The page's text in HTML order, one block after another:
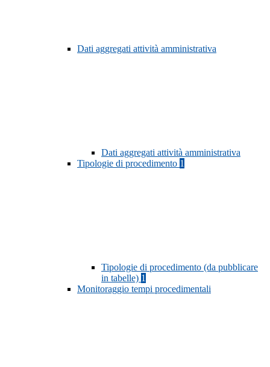
Dati aggregati attività amministrativa
Dati aggregati attività amministrativa
Tipologie di procedimento 1
Tipologie di procedimento (da pubblicare
in tabelle) 1
Monitoraggio tempi procedimentali